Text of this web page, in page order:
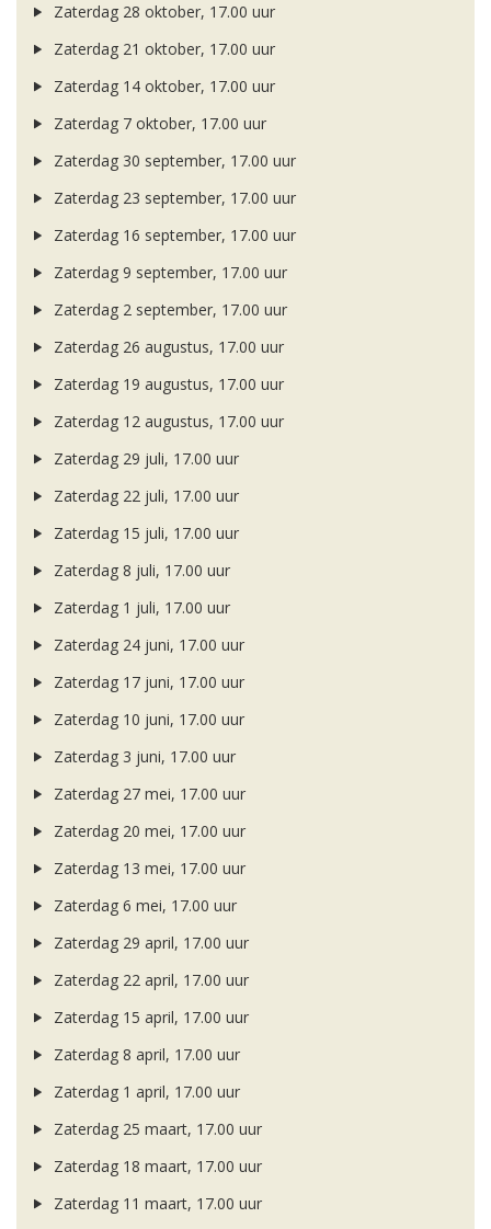
Zaterdag 28 oktober, 17.00 uur
Zaterdag 21 oktober, 17.00 uur
Zaterdag 14 oktober, 17.00 uur
Zaterdag 7 oktober, 17.00 uur
Zaterdag 30 september, 17.00 uur
Zaterdag 23 september, 17.00 uur
Zaterdag 16 september, 17.00 uur
Zaterdag 9 september, 17.00 uur
Zaterdag 2 september, 17.00 uur
Zaterdag 26 augustus, 17.00 uur
Zaterdag 19 augustus, 17.00 uur
Zaterdag 12 augustus, 17.00 uur
Zaterdag 29 juli, 17.00 uur
Zaterdag 22 juli, 17.00 uur
Zaterdag 15 juli, 17.00 uur
Zaterdag 8 juli, 17.00 uur
Zaterdag 1 juli, 17.00 uur
Zaterdag 24 juni, 17.00 uur
Zaterdag 17 juni, 17.00 uur
Zaterdag 10 juni, 17.00 uur
Zaterdag 3 juni, 17.00 uur
Zaterdag 27 mei, 17.00 uur
Zaterdag 20 mei, 17.00 uur
Zaterdag 13 mei, 17.00 uur
Zaterdag 6 mei, 17.00 uur
Zaterdag 29 april, 17.00 uur
Zaterdag 22 april, 17.00 uur
Zaterdag 15 april, 17.00 uur
Zaterdag 8 april, 17.00 uur
Zaterdag 1 april, 17.00 uur
Zaterdag 25 maart, 17.00 uur
Zaterdag 18 maart, 17.00 uur
Zaterdag 11 maart, 17.00 uur